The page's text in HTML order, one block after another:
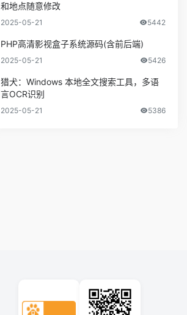
和地点随意修改
2025-05-21 5442
PHP高清影视盒子系统源码(含前后端)
2025-05-21 5426
猎犬：Windows 本地全文搜索工具，多语
言OCR识别
2025-05-21 5386